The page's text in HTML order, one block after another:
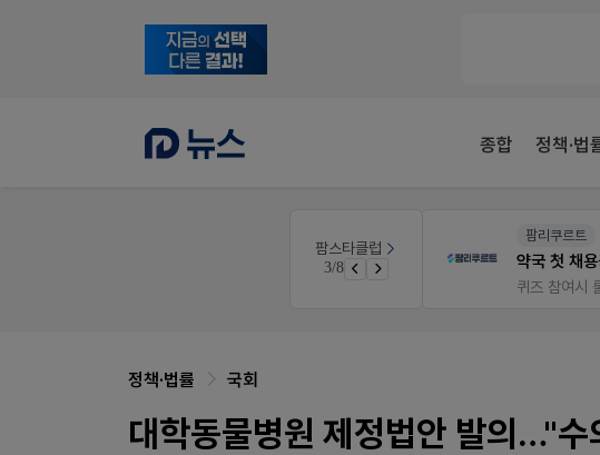
종합 정책·법
팜스타클럽
3/8
약국 마케팅 성공사례
팜리쿠르트
퀴즈 참여시
정책·법률 국회
대학동물병원 제정법안 발의…"수